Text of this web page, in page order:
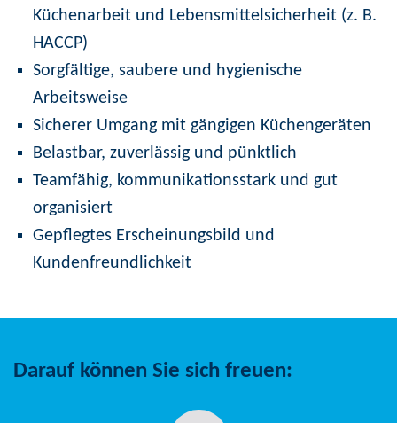
Küchenarbeit und Lebensmittelsicherheit (z. B.
HACCP)
Sorgfältige, saubere und hygienische
Arbeitsweise
Sicherer Umgang mit gängigen Küchengeräten
Belastbar, zuverlässig und pünktlich
Teamfähig, kommunikationsstark und gut
organisiert
Gepflegtes Erscheinungsbild und
Kundenfreundlichkeit
Darauf können Sie sich freuen: